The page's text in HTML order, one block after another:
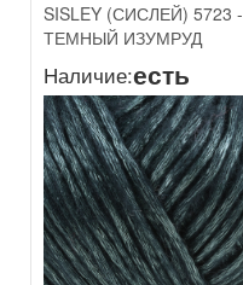
SISLEY (СИСЛЕЙ) 5723 -
ТЕМНЫЙ ИЗУМРУД
Наличие:есть